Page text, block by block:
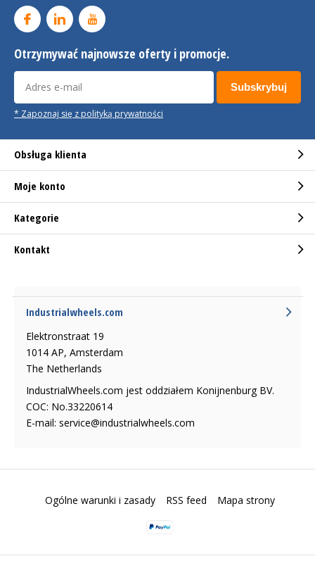
Otrzymywać najnowsze oferty i promocje.
Subskrybuj
* Zapoznaj się z polityką prywatności
Obsługa klienta
Moje konto
Kategorie
Kontakt
Industrialwheels.com
Elektronstraat 19
1014 AP, Amsterdam
The Netherlands
IndustrialWheels.com jest oddziałem Konijnenburg BV.
COC: No.33220614
E-mail: service@industrialwheels.com
Ogólne warunki i zasady RSS feed Mapa strony